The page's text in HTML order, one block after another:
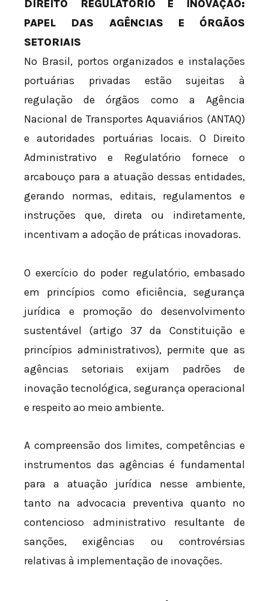
DIREITO REGULATÓRIO E INOVAÇÃO:
PAPEL DAS AGÊNCIAS E ÓRGÃOS
SETORIAIS
No Brasil, portos organizados e instalações
portuárias privadas estão sujeitas à
regulação de órgãos como a Agência
Nacional de Transportes Aquaviários (ANTAQ)
e autoridades portuárias locais. O Direito
Administrativo e Regulatório fornece o
arcabouço para a atuação dessas entidades,
gerando normas, editais, regulamentos e
instruções que, direta ou indiretamente,
incentivam a adoção de práticas inovadoras.
O exercício do poder regulatório, embasado
em princípios como eficiência, segurança
jurídica e promoção do desenvolvimento
sustentável (artigo 37 da Constituição e
princípios administrativos), permite que as
agências setoriais exijam padrões de
inovação tecnológica, segurança operacional
e respeito ao meio ambiente.
A compreensão dos limites, competências e
instrumentos das agências é fundamental
para a atuação jurídica nesse ambiente,
tanto na advocacia preventiva quanto no
contencioso administrativo resultante de
sanções, exigências ou controvérsias
relativas à implementação de inovações.